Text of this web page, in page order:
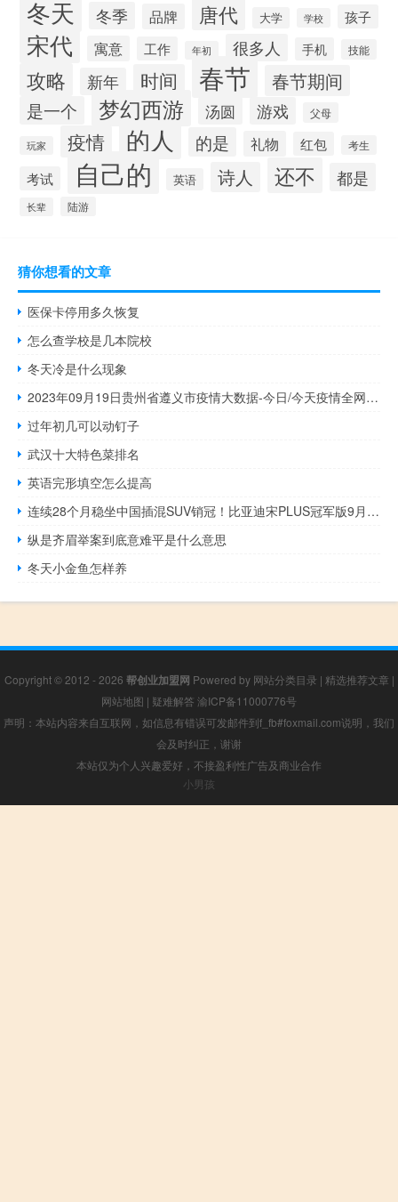
冬天 冬季 品牌 唐代 大学 学校 孩子
宋代 寓意 工作 年初 很多人 手机 技能
攻略 新年 时间 春节 春节期间
是一个 梦幻西游 汤圆 游戏 父母
玩家 疫情 的人 的是 礼物 红包 考生
考试 自己的 英语 诗人 还不 都是
长辈 陆游
猜你想看的文章
医保卡停用多久恢复
怎么查学校是几本院校
冬天冷是什么现象
2023年09月19日贵州省遵义市疫情大数据-今日/今天疫情全网搜索最新实时消息动态情况通知播报
过年初几可以动钉子
武汉十大特色菜排名
英语完形填空怎么提高
连续28个月稳坐中国插混SUV销冠！比亚迪宋PLUS冠军版9月热销40165辆
纵是齐眉举案到底意难平是什么意思
冬天小金鱼怎样养
Copyright © 2012 - 2026 帮创业加盟网 Powered by 网站分类目录 | 精选推荐文章 |
网站地图 | 疑难解答 渝ICP备11000776号
声明：本站内容来自互联网，如信息有错误可发邮件到f_fb#foxmail.com说明，我们
会及时纠正，谢谢
本站仅为个人兴趣爱好，不接盈利性广告及商业合作
小男孩